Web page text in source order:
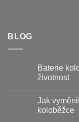
BLOG
Baterie
životnost
textu
s
Jak
koloběžce